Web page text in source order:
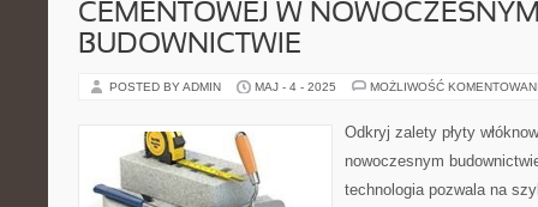
CEMENTOWEJ W
BUDOWNICTWIE
POSTED BY ADMIN MAJ - 4 - 2025 MOŻLIWOŚĆ
Odkryj zalety płyty
nowoczesnym
technologia pozwala na